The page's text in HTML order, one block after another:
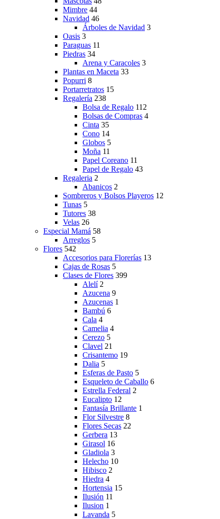
Mimbre 44
Navidad 46
Árboles de Navidad 3
Oasis 3
Paraguas 11
Piedras 34
Arena y Caracoles 3
Plantas en Maceta 33
Popurri 8
Portarretratos 15
Regalería 238
Bolsa de Regalo 112
Bolsas de Compras 4
Cinta 35
Cono 14
Globos 5
Moña 11
Papel Coreano 11
Papel de Regalo 43
Regaleria 2
Abanicos 2
Sombreros y Bolsos Playeros 12
Tunas 5
Tutores 38
Velas 26
Especial Mamá 58
Arreglos 5
Flores 542
Accesorios para Florerías 13
Cajas de Rosas 5
Clases de Flores 399
Alelí 2
Azucena 9
Azucenas 1
Bambú 6
Cala 4
Camelia 4
Cerezo 5
Clavel 21
Crisantemo 19
Dalia 5
Esferas de Pasto 5
Esqueleto de Caballo 6
Estrella Federal 2
Eucalipto 12
Fantasía Brillante 1
Flor Silvestre 8
Flores Secas 22
Gerbera 13
Girasol 16
Gladiola 3
Helecho 10
Hibisco 2
Hiedra 4
Hortensia 15
Ilusión 11
Ilusion 1
Lavanda 5